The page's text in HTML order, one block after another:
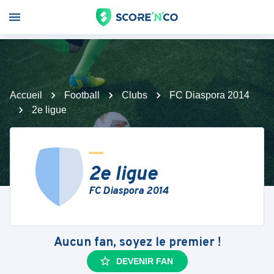
Accueil Football Clubs
FC Diaspora 2014
2e ligue
2e ligue
FC Diaspora 2014
Aucun fan, soyez le premier !
DEVENIR FAN